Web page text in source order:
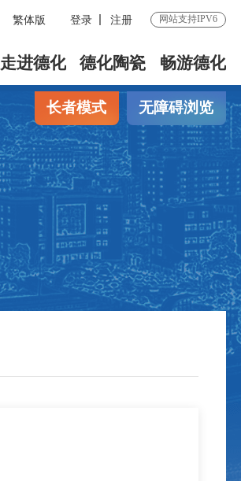
繁体版 登录 注册 网站支持IPV6
走进德化 德化陶瓷 畅游德化
长者模式 无障碍浏览